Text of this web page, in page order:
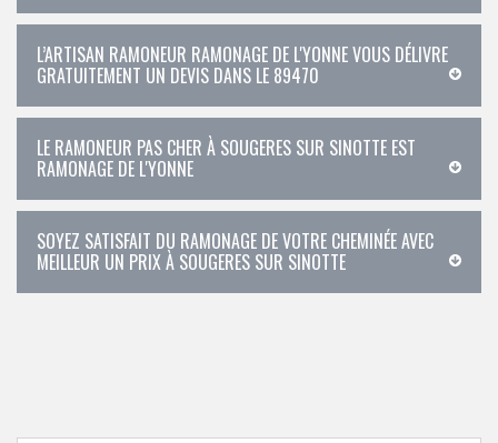
L’ARTISAN RAMONEUR RAMONAGE DE L'YONNE VOUS DÉLIVRE
GRATUITEMENT UN DEVIS DANS LE 89470
LE RAMONEUR PAS CHER À SOUGERES SUR SINOTTE EST
RAMONAGE DE L'YONNE
SOYEZ SATISFAIT DU RAMONAGE DE VOTRE CHEMINÉE AVEC
MEILLEUR UN PRIX À SOUGERES SUR SINOTTE